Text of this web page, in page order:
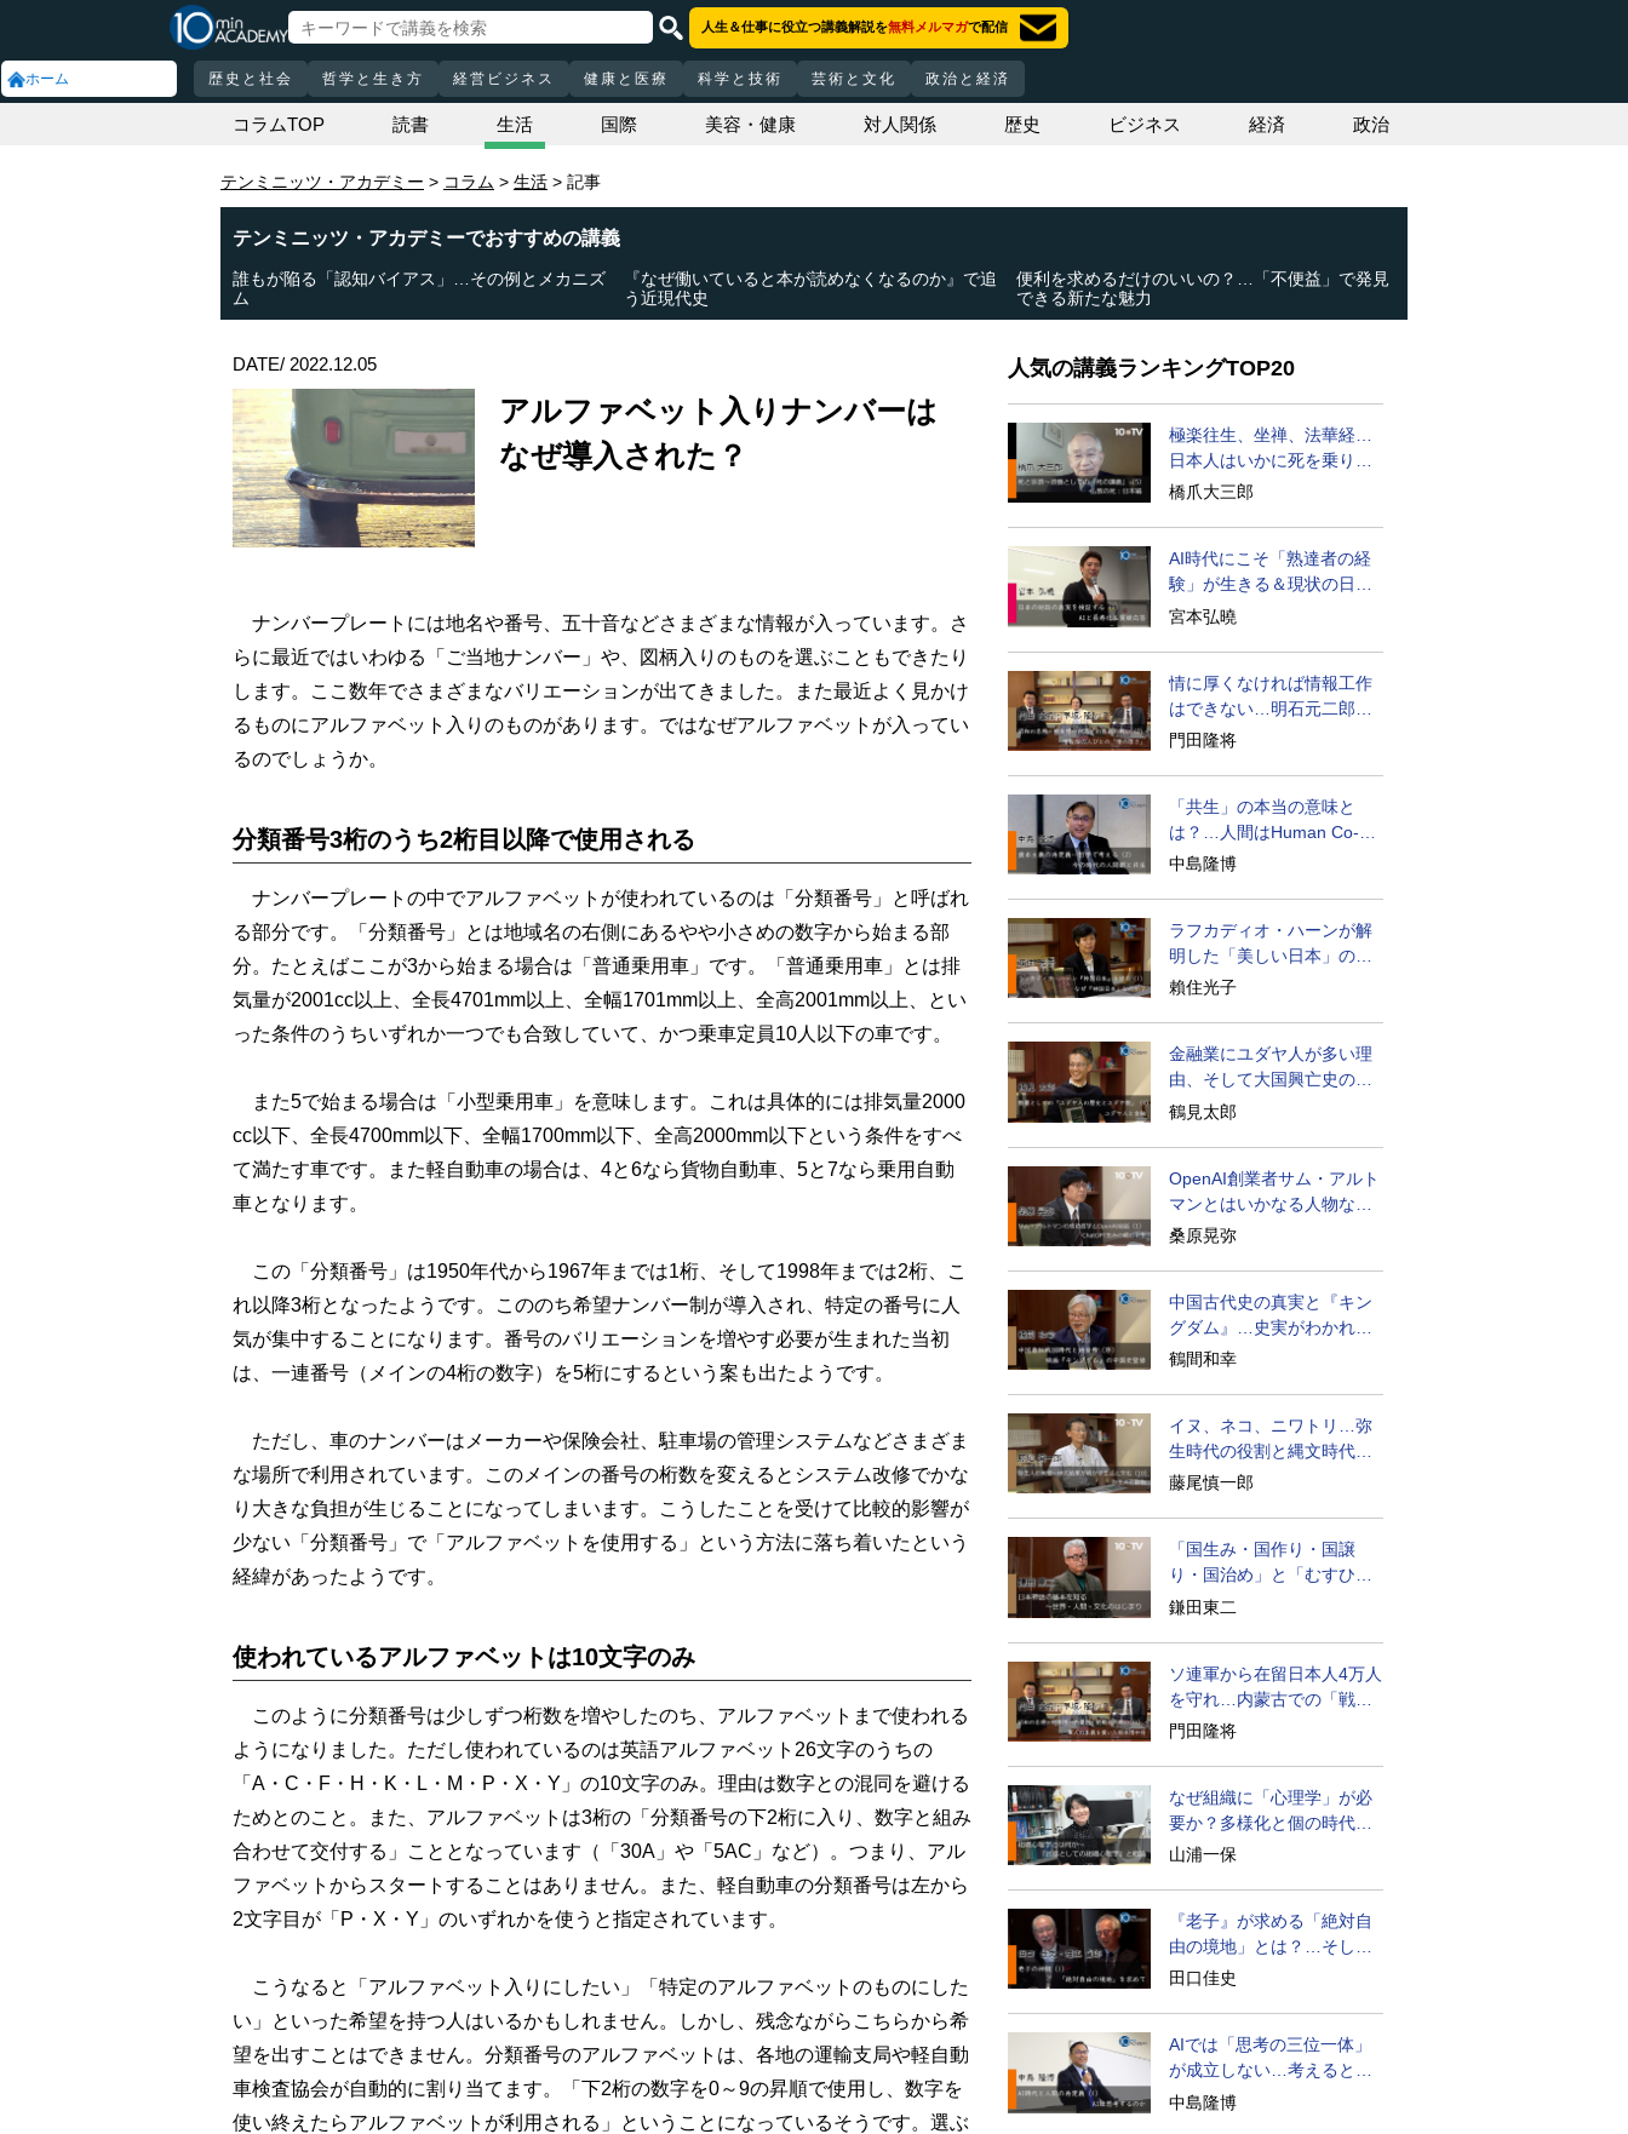
ホーム
人生＆仕事に役立つ講義解説を無料メルマガで配信
歴史と社会 哲学と生き方 経営ビジネス 健康と医療 科学と技術 芸術と文化 政治と経済
コラムTOP 読書 生活 国際 美容・健康 対人関係 歴史 ビジネス 経済 政治
テンミニッツ・アカデミー コラム 生活 記事
テンミニッツ・アカデミーでおすすめの講義
誰もが陥る「認知バイアス」…その例とメカニズ
ム
『なぜ働いていると本が読めなくなるのか』で追
う近現代史
便利を求めるだけのいいの？…「不便益」で発見
できる新たな魅力
DATE/ 2022.12.05
アルファベット入りナンバーは
なぜ導入された？
ナンバープレートには地名や番号、五十音などさまざまな情報が入っています。さ
らに最近ではいわゆる「ご当地ナンバー」や、図柄入りのものを選ぶこともできたり
します。ここ数年でさまざまなバリエーションが出てきました。また最近よく見かけ
るものにアルファベット入りのものがあります。ではなぜアルファベットが入ってい
るのでしょうか。
分類番号3桁のうち2桁目以降で使用される
ナンバープレートの中でアルファベットが使われているのは「分類番号」と呼ばれ
る部分です。「分類番号」とは地域名の右側にあるやや小さめの数字から始まる部
分。たとえばここが3から始まる場合は「普通乗用車」です。「普通乗用車」とは排
気量が2001cc以上、全長4701mm以上、全幅1701mm以上、全高2001mm以上、とい
った条件のうちいずれか一つでも合致していて、かつ乗車定員10人以下の車です。
また5で始まる場合は「小型乗用車」を意味します。これは具体的には排気量2000
cc以下、全長4700mm以下、全幅1700mm以下、全高2000mm以下という条件をすべ
て満たす車です。また軽自動車の場合は、4と6なら貨物自動車、5と7なら乗用自動
車となります。
この「分類番号」は1950年代から1967年までは1桁、そして1998年までは2桁、こ
れ以降3桁となったようです。こののち希望ナンバー制が導入され、特定の番号に人
気が集中することになります。番号のバリエーションを増やす必要が生まれた当初
は、一連番号（メインの4桁の数字）を5桁にするという案も出たようです。
ただし、車のナンバーはメーカーや保険会社、駐車場の管理システムなどさまざま
な場所で利用されています。このメインの番号の桁数を変えるとシステム改修でかな
り大きな負担が生じることになってしまいます。こうしたことを受けて比較的影響が
少ない「分類番号」で「アルファベットを使用する」という方法に落ち着いたという
経緯があったようです。
使われているアルファベットは10文字のみ
このように分類番号は少しずつ桁数を増やしたのち、アルファベットまで使われる
ようになりました。ただし使われているのは英語アルファベット26文字のうちの
「A・C・F・H・K・L・M・P・X・Y」の10文字のみ。理由は数字との混同を避ける
ためとのこと。また、アルファベットは3桁の「分類番号の下2桁に入り、数字と組み
合わせて交付する」こととなっています（「30A」や「5AC」など）。つまり、アル
ファベットからスタートすることはありません。また、軽自動車の分類番号は左から
2文字目が「P・X・Y」のいずれかを使うと指定されています。
こうなると「アルファベット入りにしたい」「特定のアルファベットのものにした
い」といった希望を持つ人はいるかもしれません。しかし、残念ながらこちらから希
望を出すことはできません。分類番号のアルファベットは、各地の運輸支局や軽自動
車検査協会が自動的に割り当てます。「下2桁の数字を0～9の昇順で使用し、数字を
使い終えたらアルファベットが利用される」ということになっているそうです。選ぶ
人気の講義ランキングTOP20
極楽往生、坐禅、法華経…
日本人はいかに死を乗り越
えるか
橋爪大三郎
AI時代にこそ「熟達者の経
験」が生きる＆現状の日本
経済の実情は
宮本弘曉
情に厚くなければ情報工作
はできない…明石元二郎の
対露工作の教訓
門田隆将
「共生」の本当の意味と
は？…人間はHuman Co-
becoming
中島隆博
ラフカディオ・ハーンが解
明した「美しい日本」の秘
密と未来
賴住光子
金融業にユダヤ人が多い理
由、そして大国興亡史の裏
面のユダヤ人
鶴見太郎
OpenAI創業者サム・アルト
マンとはいかなる人物なの
か
桑原晃弥
中国古代史の真実と『キン
グダム』…史実がわかれば
物語はもっと面白い
鶴間和幸
イヌ、ネコ、ニワトリ…弥
生時代の役割と縄文時代と
の違い
藤尾慎一郎
「国生み・国作り・国譲
り・国治め」と「むすひ」
の力
鎌田東二
ソ連軍から在留日本人4万人
を守れ…内蒙古での「戦
後」の激闘
門田隆将
なぜ組織に「心理学」が必
要か？多様化と個の時代の
処方箋
山浦一保
『老子』が求める「絶対自
由の境地」とは？…そして
創造長寿へ
田口佳史
AIでは「思考の三位一体」
が成立しない…考えると
は？
中島隆博